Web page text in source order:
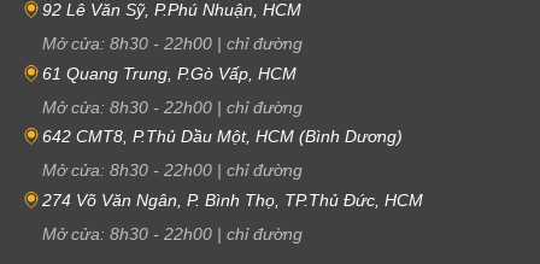
92 Lê Văn Sỹ, P.Phú Nhuận, HCM
Mở cửa: 8h30 - 22h00 | chỉ đường
61 Quang Trung, P.Gò Vấp, HCM
Mở cửa: 8h30 - 22h00 | chỉ đường
642 CMT8, P.Thủ Dầu Một, HCM (Bình Dương)
Mở cửa: 8h30 - 22h00 | chỉ đường
274 Võ Văn Ngân, P. Bình Thọ, TP.Thủ Đức, HCM
Mở cửa: 8h30 - 22h00 | chỉ đường